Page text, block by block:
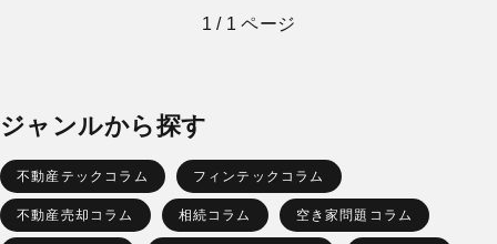
1 / 1 ページ
ジャンルから探す
不動産テックコラム フィンテックコラム
不動産売却コラム 相続コラム 空き家問題コラム